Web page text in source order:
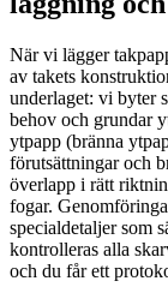
När vi lägger
av takets
underlaget: vi byter
behov och grundar
ytpapp (bränna
förutsättningar och
överlapp i rätt
fogar.
specialdetaljer som
kontrolleras alla
och du får ett